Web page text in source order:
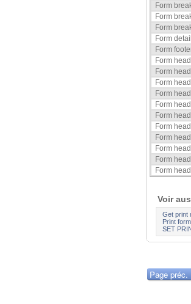
Form
Form
Form
Form detail
Form
Form
Form
Form
Form
Form
Form
Form
Form
Form
Form
Form
Voir
Get print
Print form
SET
Page préc.